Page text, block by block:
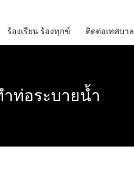
ร้องเรียน ร้องทุกข์ ติดต่อเทศบาล
ท่อระบายน้ำ